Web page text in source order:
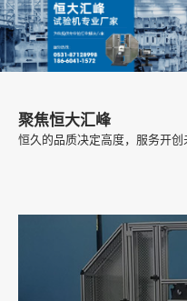
聚焦恒大汇峰
恒久的品质决定高度，服务开创